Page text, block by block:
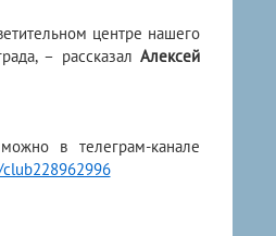
центре нашего
– рассказал Алексей
в телеграм-канале